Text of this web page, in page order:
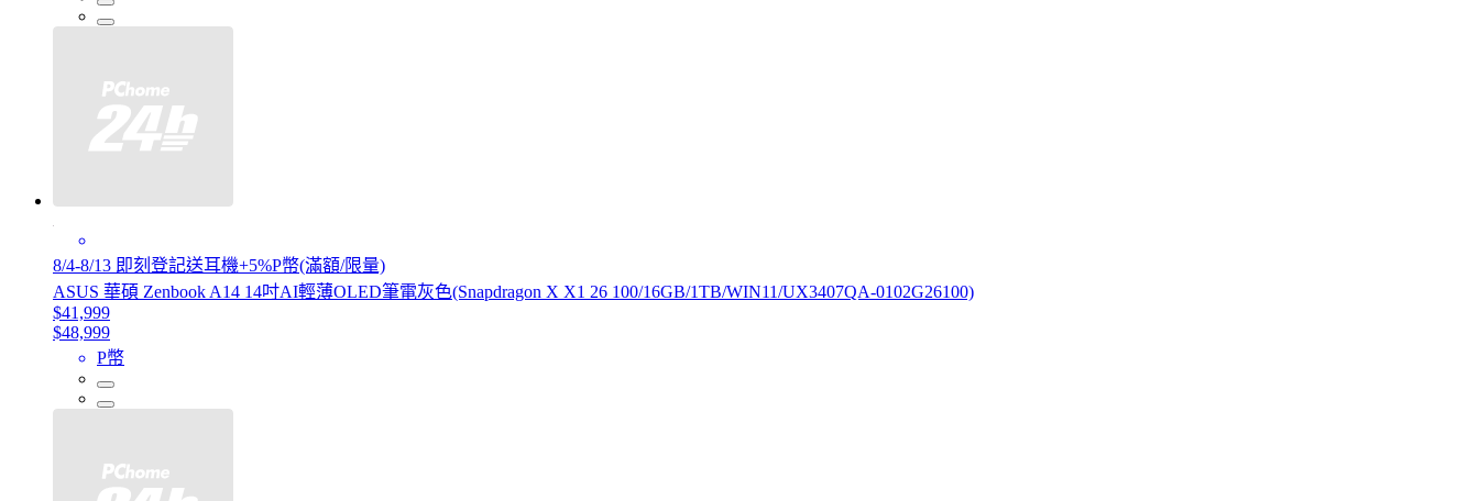
8/4-8/13 即刻登記送耳機+5%P幣(滿額/限量)
ASUS 華碩 Zenbook A14 14吋AI輕薄OLED筆電灰色(Snapdragon X X1 26 100/16GB/1TB/WIN11/UX3407QA-0102G26100)
$41,999
$48,999
P幣